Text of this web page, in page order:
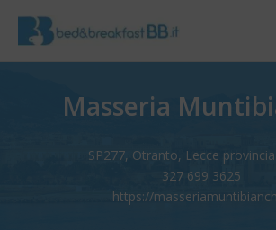
Masseria
SP277, Otranto, Lecce
327 699 3625
https://